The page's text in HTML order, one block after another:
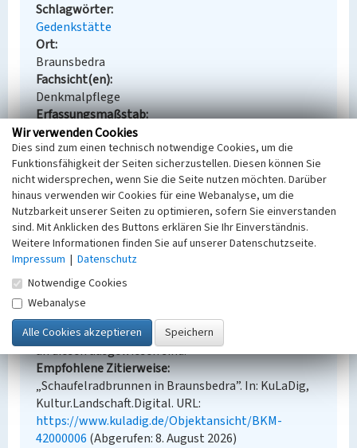
Schlagwörter
Gedenkstätte
Ort
Braunsbedra
Fachsicht(en)
Denkmalpflege
Erfassungsmaßstab
Keine Angabe
Erfassungsmethode
Übernahme aus externer Fachdatenbank
Empfohlene Zitierweise
Urheberrechtlicher Hinweis
Der hier präsentierte Inhalt steht unter der freien
Lizenz dl-by-de/2.0 (Namensnennung). Die
angezeigten Medien unterliegen möglicherweise
zusätzlichen urheberrechtlichen Bedingungen, die
an diesen ausgewiesen sind.
Empfohlene Zitierweise
„Schaufelradbrunnen in Braunsbedra”. In: KuLaDig,
Kultur.Landschaft.Digital. URL:
https://www.kuladig.de/Objektansicht/BKM-
42000006 (Abgerufen: 8. August 2026)
Wir verwenden Cookies
Dies sind zum einen technisch notwendige Cookies, um die
Funktionsfähigkeit der Seiten sicherzustellen. Diesen können Sie
nicht widersprechen, wenn Sie die Seite nutzen möchten. Darüber
hinaus verwenden wir Cookies für eine Webanalyse, um die
Nutzbarkeit unserer Seiten zu optimieren, sofern Sie einverstanden
sind. Mit Anklicken des Buttons erklären Sie Ihr Einverständnis.
Weitere Informationen finden Sie auf unserer Datenschutzseite.
Impressum | Datenschutz
Notwendige Cookies
Webanalyse